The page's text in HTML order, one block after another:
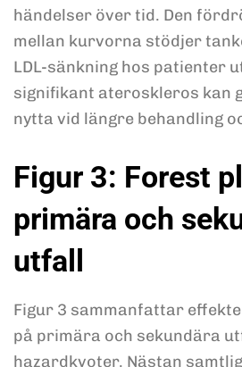
händelser över tid. Den
mellan kurvorna stödjer
LDL-sänkning hos patienter
signifikant ateroskleros kan
nytta vid längre behandling
Figur 3: Forest
primära och
utfall
Figur 3 sammanfattar
på primära och sekundära
hazardkvoter. Nästan